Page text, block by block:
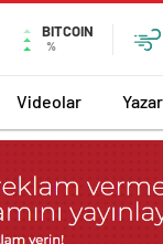
BITCOIN
%
Videolar